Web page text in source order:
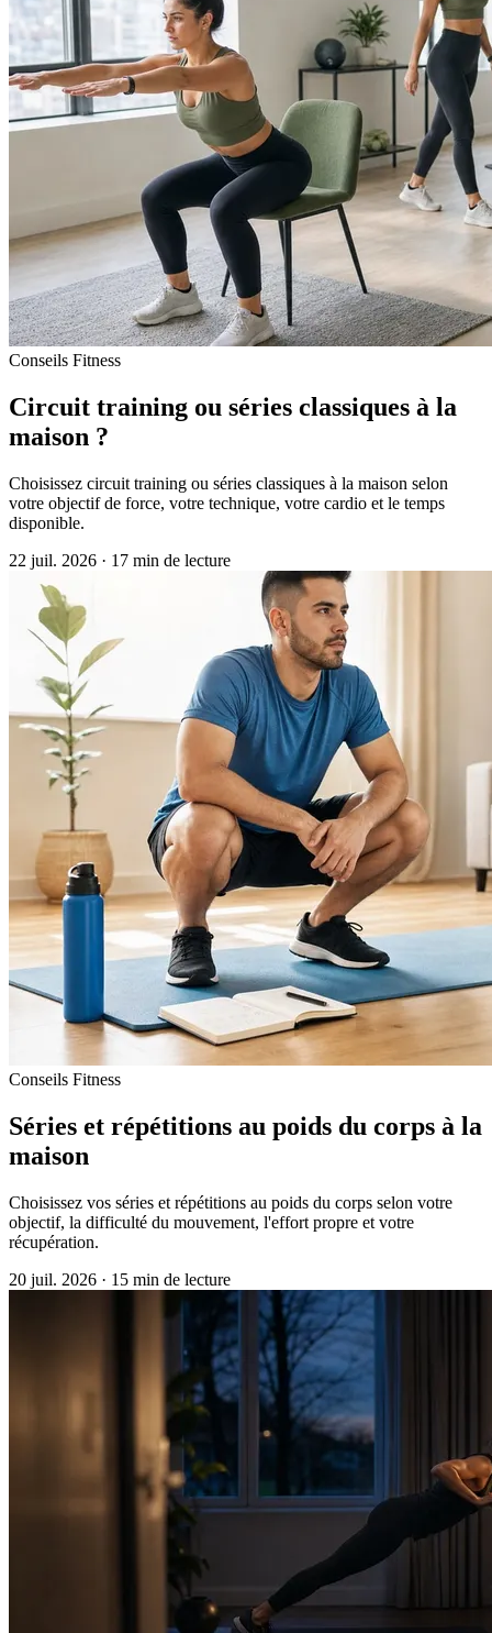
Conseils Fitness
Circuit training ou séries classiques à la
maison ?
Choisissez circuit training ou séries classiques à la maison selon
votre objectif de force, votre technique, votre cardio et le temps
disponible.
22 juil. 2026 · 17 min de lecture
Conseils Fitness
Séries et répétitions au poids du corps à la
maison
Choisissez vos séries et répétitions au poids du corps selon votre
objectif, la difficulté du mouvement, l'effort propre et votre
récupération.
20 juil. 2026 · 15 min de lecture